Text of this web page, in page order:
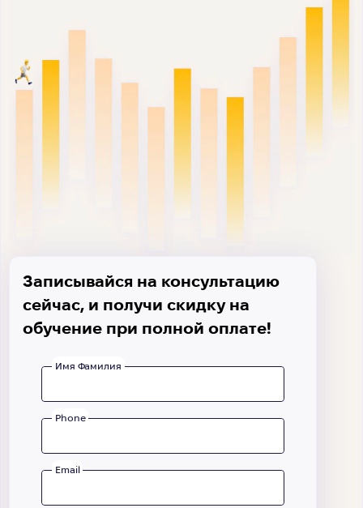
Записывайся на консультацию
сейчас, и получи скидку на
обучение при полной оплате!
Имя Фамилия
Phone
Email